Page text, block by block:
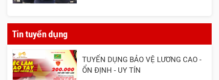
Tin tuyển dụng
TUYỂN DỤNG BẢO VỆ LƯƠNG CAO -
ỔN ĐỊNH - UY TÍN